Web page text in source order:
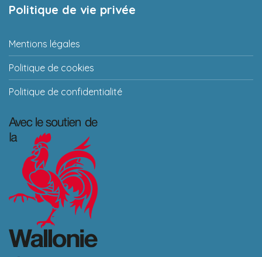
Politique de vie privée
Mentions légales
Politique de cookies
Politique de confidentialité